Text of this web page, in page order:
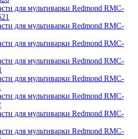
для мультиварки Redmond RMC-
для мультиварки Redmond RMC-
для мультиварки Redmond RMC-
для мультиварки Redmond RMC-
для мультиварки Redmond RMC-
для мультиварки Redmond RMC-
для мультиварки Redmond RMC-
для мультиварки Redmond RMC-